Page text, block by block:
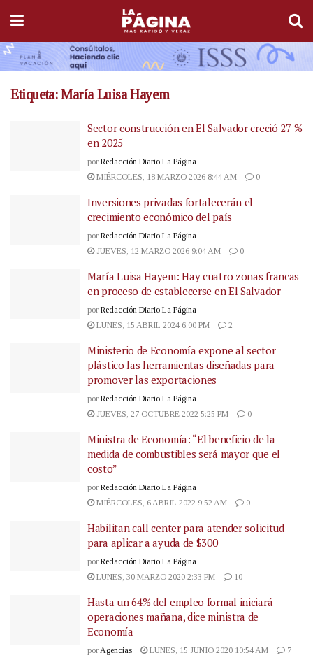
Etiqueta:María Luisa Hayem
Sector construcción en El Salvador creció 27 %
en 2025
por Redacción Diario La Página
MIÉRCOLES, 18 MARZO 2026 8:44 AM
0
Inversiones privadas fortalecerán el
crecimiento económico del país
por Redacción Diario La Página
JUEVES, 12 MARZO 2026 9:04 AM
0
María Luisa Hayem: Hay cuatro zonas francas
en proceso de establecerse en El Salvador
por Redacción Diario La Página
LUNES, 15 ABRIL 2024 6:00 PM
2
Ministerio de Economía expone al sector
plástico las herramientas diseñadas para
promover las exportaciones
por Redacción Diario La Página
JUEVES, 27 OCTUBRE 2022 5:25 PM
0
Ministra de Economía: “El beneficio de la
medida de combustibles será mayor que el
costo”
por Redacción Diario La Página
MIÉRCOLES, 6 ABRIL 2022 9:52 AM
0
Habilitan call center para atender solicitud
para aplicar a ayuda de $300
por Redacción Diario La Página
LUNES, 30 MARZO 2020 2:33 PM
10
Hasta un 64% del empleo formal iniciará
operaciones mañana, dice ministra de
Economía
por Agencias LUNES, 15 JUNIO 2020 10:54 AM 7